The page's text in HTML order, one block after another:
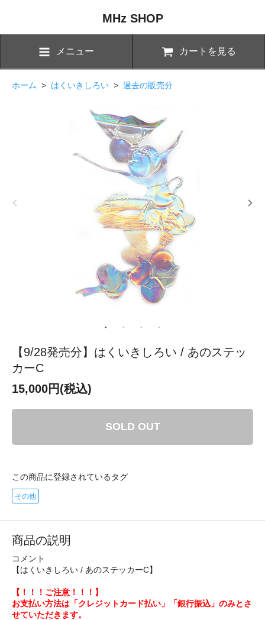
MHz SHOP
メニュー カートを見る
ホーム > はくいきしろい > 過去の販売分
【9/28発売分】はくいきしろい / あのステッ
カーC
15,000円(税込)
SOLD OUT
この商品に登録されているタグ
その他
商品の説明
コメント
【はくいきしろい / あのステッカーC】
【！！！ご注意！！！】
お支払い方法は「クレジットカード払い」「銀行振込」のみとさ
せていただきます。